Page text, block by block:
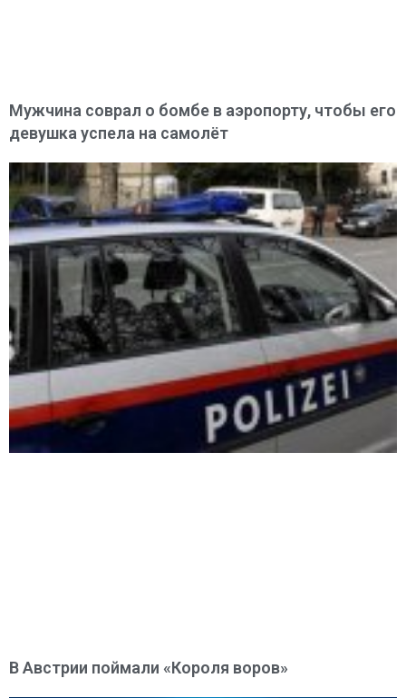
Мужчина соврал о бомбе в аэропорту, чтобы его
девушка успела на самолёт
В Австрии поймали «Короля воров»